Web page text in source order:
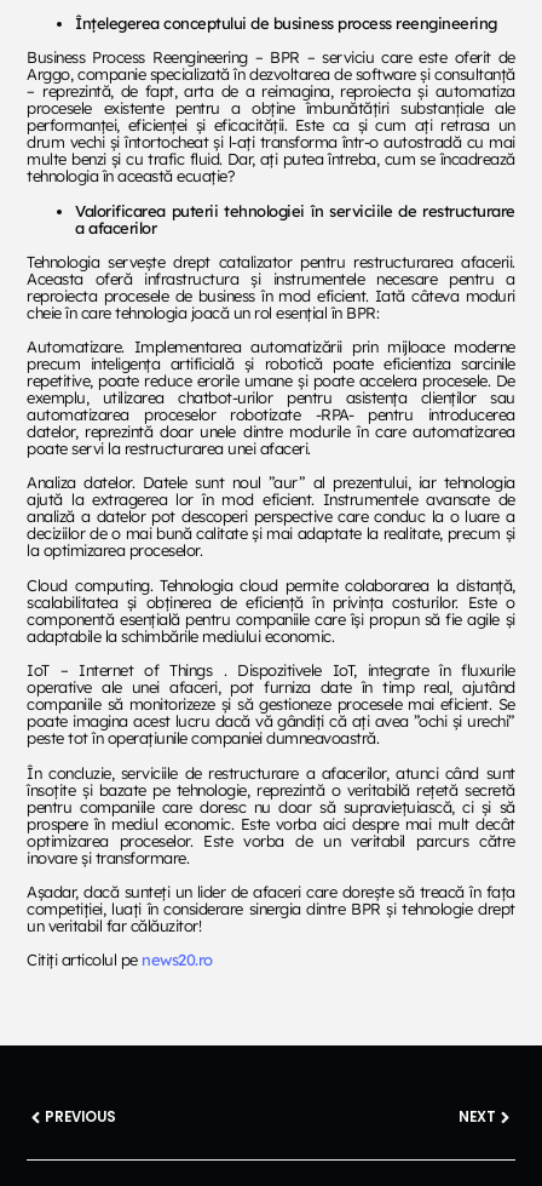
Înțelegerea conceptului de business process reengineering
Business Process Reengineering – BPR – serviciu care este oferit de
Arggo, companie specializată în dezvoltarea de software și consultanță
– reprezintă, de fapt, arta de a reimagina, reproiecta și automatiza
procesele existente pentru a obține îmbunătățiri substanțiale ale
performanței, eficienței și eficacității. Este ca și cum ați retrasa un
drum vechi și întortocheat și l-ați transforma într-o autostradă cu mai
multe benzi și cu trafic fluid. Dar, ați putea întreba, cum se încadrează
tehnologia în această ecuație?
Valorificarea puterii tehnologiei în serviciile de restructurare
a afacerilor
Tehnologia servește drept catalizator pentru restructurarea afacerii.
Aceasta oferă infrastructura și instrumentele necesare pentru a
reproiecta procesele de business în mod eficient. Iată câteva moduri
cheie în care tehnologia joacă un rol esențial în BPR:
Automatizare. Implementarea automatizării prin mijloace moderne
precum inteligența artificială și robotică poate eficientiza sarcinile
repetitive, poate reduce erorile umane și poate accelera procesele. De
exemplu, utilizarea chatbot-urilor pentru asistența clienților sau
automatizarea proceselor robotizate -RPA- pentru introducerea
datelor, reprezintă doar unele dintre modurile în care automatizarea
poate servi la restructurarea unei afaceri.
Analiza datelor. Datele sunt noul ”aur” al prezentului, iar tehnologia
ajută la extragerea lor în mod eficient. Instrumentele avansate de
analiză a datelor pot descoperi perspective care conduc la o luare a
deciziilor de o mai bună calitate și mai adaptate la realitate, precum și
la optimizarea proceselor.
Cloud computing. Tehnologia cloud permite colaborarea la distanță,
scalabilitatea și obținerea de eficiență în privința costurilor. Este o
componentă esențială pentru companiile care își propun să fie agile și
adaptabile la schimbările mediului economic.
IoT – Internet of Things . Dispozitivele IoT, integrate în fluxurile
operative ale unei afaceri, pot furniza date în timp real, ajutând
companiile să monitorizeze și să gestioneze procesele mai eficient. Se
poate imagina acest lucru dacă vă gândiți că ați avea ”ochi și urechi”
peste tot în operațiunile companiei dumneavoastră.
În concluzie, serviciile de restructurare a afacerilor, atunci când sunt
însoțite și bazate pe tehnologie, reprezintă o veritabilă rețetă secretă
pentru companiile care doresc nu doar să supraviețuiască, ci și să
prospere în mediul economic. Este vorba aici despre mai mult decât
optimizarea proceselor. Este vorba de un veritabil parcurs către
inovare și transformare.
Așadar, dacă sunteți un lider de afaceri care dorește să treacă în fața
competiției, luați în considerare sinergia dintre BPR și tehnologie drept
un veritabil far călăuzitor!
Citiți articolul pe news20.ro
PREVIOUS NEXT